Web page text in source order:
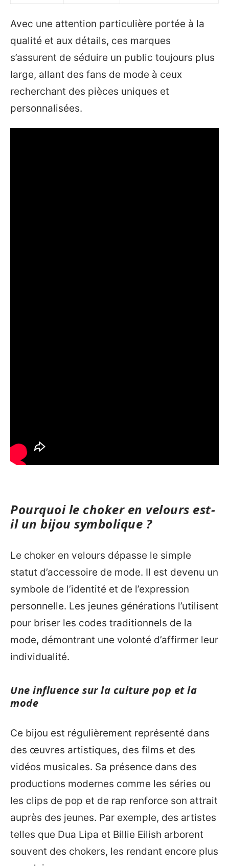
Avec une attention particulière portée à la
qualité et aux détails, ces marques
s’assurent de séduire un public toujours plus
large, allant des fans de mode à ceux
recherchant des pièces uniques et
personnalisées.
Pourquoi le choker en velours est-
il un bijou symbolique ?
Le choker en velours dépasse le simple
statut d’accessoire de mode. Il est devenu un
symbole de l’identité et de l’expression
personnelle. Les jeunes générations l’utilisent
pour briser les codes traditionnels de la
mode, démontrant une volonté d’affirmer leur
individualité.
Une influence sur la culture pop et la
mode
Ce bijou est régulièrement représenté dans
des œuvres artistiques, des films et des
vidéos musicales. Sa présence dans des
productions modernes comme les séries ou
les clips de pop et de rap renforce son attrait
auprès des jeunes. Par exemple, des artistes
telles que Dua Lipa et Billie Eilish arborent
souvent des chokers, les rendant encore plus